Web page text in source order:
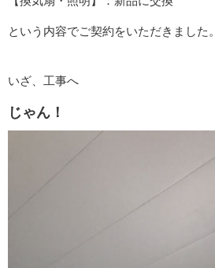
という内容でご契約をいただきました。
いざ、工事へ
じゃん！